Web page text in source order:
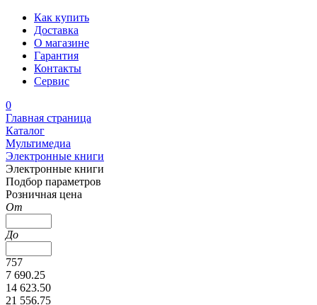
Как купить
Доставка
О магазине
Гарантия
Контакты
Сервис
0
Главная страница
Каталог
Мультимедиа
Электронные книги
Электронные книги
Подбор параметров
Розничная цена
От
До
757
7 690.25
14 623.50
21 556.75